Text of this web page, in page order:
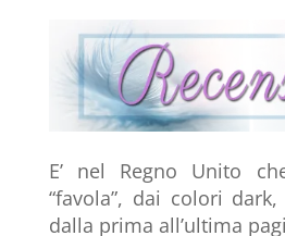
E’ nel Regno Unito
“favola”, dai colori
dalla prima all’ultima